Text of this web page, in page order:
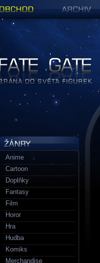
Anime
Cartoon
Doplňky
Fantasy
Film
Horor
Hra
Hudba
Komiks
Merchandise
Figurky a sošky | Fate Gate